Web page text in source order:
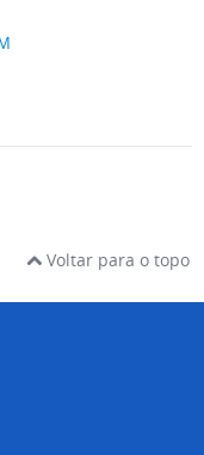
Voltar para o topo